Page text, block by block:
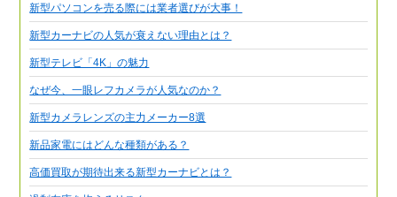
新型パソコンを売る際には業者選びが大事！
新型カーナビの人気が衰えない理由とは？
新型テレビ「4K」の魅力
なぜ今、一眼レフカメラが人気なのか？
新型カメラレンズの主力メーカー8選
新品家電にはどんな種類がある？
高価買取が期待出来る新型カーナビとは？